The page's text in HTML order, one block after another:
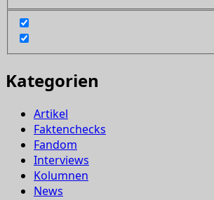
Kategorien
Artikel
Faktenchecks
Fandom
Interviews
Kolumnen
News